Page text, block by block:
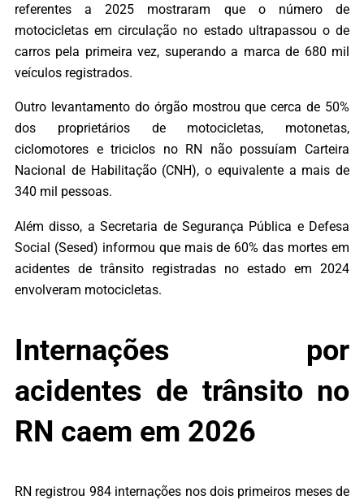
referentes a 2025 mostraram que o número de
motocicletas em circulação no estado ultrapassou o de
carros pela primeira vez, superando a marca de 680 mil
veículos registrados.
Outro levantamento do órgão mostrou que cerca de 50%
dos proprietários de motocicletas, motonetas,
ciclomotores e triciclos no RN não possuíam Carteira
Nacional de Habilitação (CNH), o equivalente a mais de
340 mil pessoas.
Além disso, a Secretaria de Segurança Pública e Defesa
Social (Sesed) informou que mais de 60% das mortes em
acidentes de trânsito registradas no estado em 2024
envolveram motocicletas.
Internações por
acidentes de trânsito no
RN caem em 2026
RN registrou 984 internações nos dois primeiros meses de